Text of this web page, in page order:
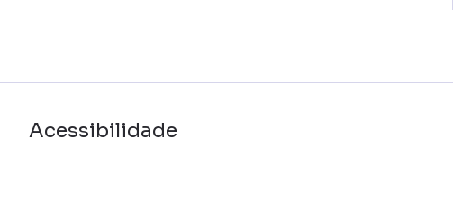
Acessibilidade